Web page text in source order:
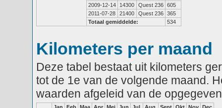
2009-12-14
14300 Quest 236 605
2011-07-28
21400 Quest 236 365
Totaal gemiddelde:
534
Kilometers per maand
Deze tabel bestaat uit kilometers
tot de 1e van de volgende maand.
waarden afgeleid van de